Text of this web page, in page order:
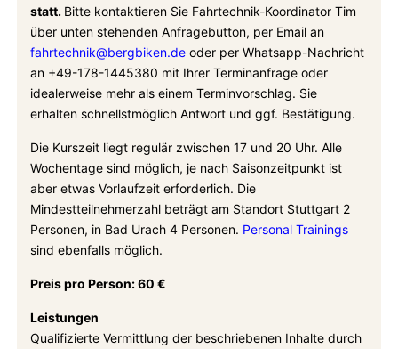
statt. Bitte kontaktieren Sie Fahrtechnik-Koordinator Tim
über unten stehenden Anfragebutton, per Email an
fahrtechnik@bergbiken.de oder per Whatsapp-Nachricht
an +49-178-1445380 mit Ihrer Terminanfrage oder
idealerweise mehr als einem Terminvorschlag. Sie
erhalten schnellstmöglich Antwort und ggf. Bestätigung.
Die Kurszeit liegt regulär zwischen 17 und 20 Uhr. Alle
Wochentage sind möglich, je nach Saisonzeitpunkt ist
aber etwas Vorlaufzeit erforderlich. Die
Mindestteilnehmerzahl beträgt am Standort Stuttgart 2
Personen, in Bad Urach 4 Personen. Personal Trainings
sind ebenfalls möglich.
Preis pro Person: 60 €
Leistungen
Qualifizierte Vermittlung der beschriebenen Inhalte durch